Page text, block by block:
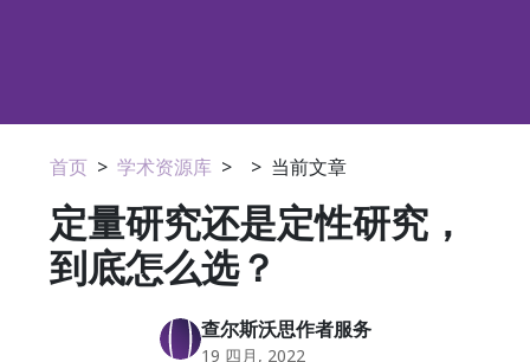
首页 > 学术资源库 > > 当前文章
定量研究还是定性研究，
到底怎么选？
查尔斯沃思作者服务
19 四月, 2022